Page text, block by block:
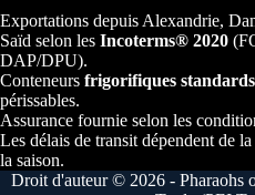
Exportations depuis Alexandrie,
Saïd selon les Incoterms® 2020
DAP/DPU).
Conteneurs frigorifiques standards
périssables.
Assurance fournie selon les
Les délais de transit dépendent de
la saison.
Droit d'auteur © 2026 - Pharaohs